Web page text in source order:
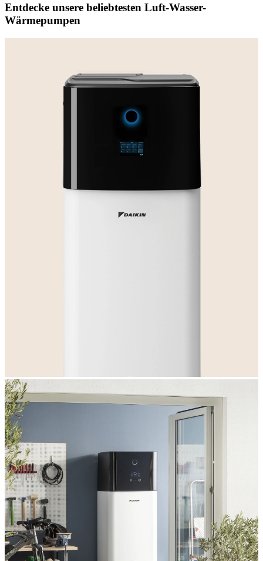
Entdecke unsere beliebtesten Luft-Wasser-
Wärmepumpen